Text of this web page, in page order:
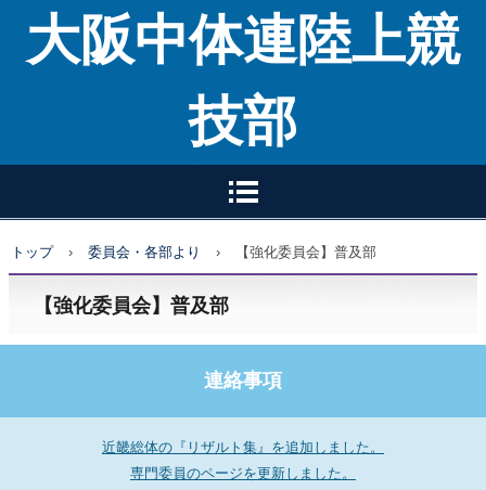
大阪中体連陸上競
技部
トップ › 委員会・各部より › 【強化委員会】普及部
【強化委員会】普及部
連絡事項
近畿総体の『リザルト集』を追加しました。
専門委員のページを更新しました。